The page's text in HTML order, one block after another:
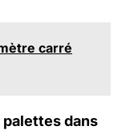
carré
dans